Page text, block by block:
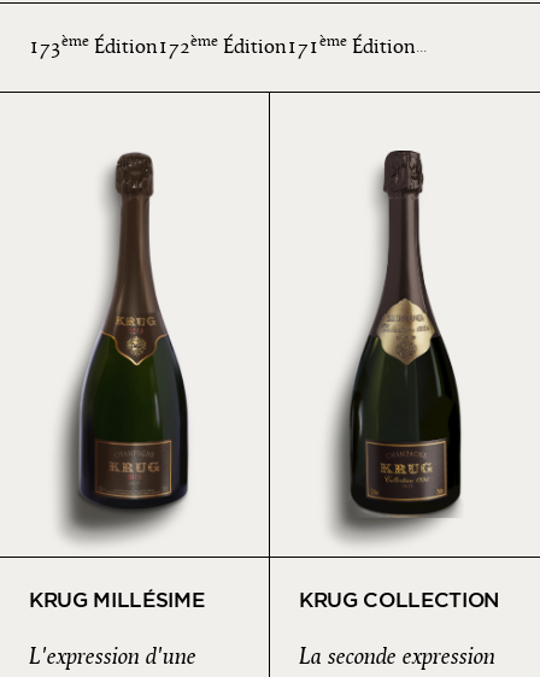
173ème Édition172ème Édition171ème Édition
KRUG MILLÉSIME
L'expression d'une
KRUG COLLECTION
La seconde expression